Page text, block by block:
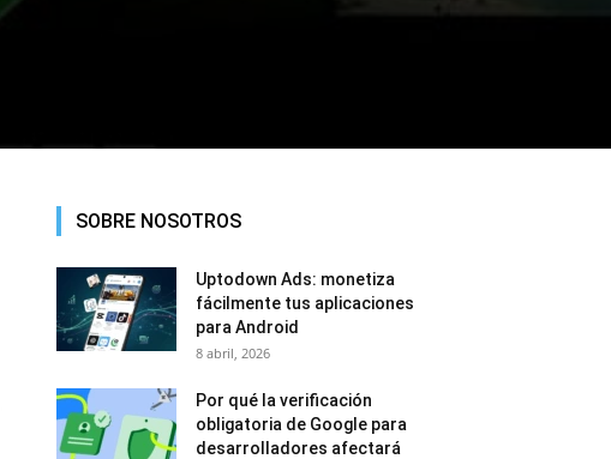
SOBRE NOSOTROS
Uptodown Ads: monetiza
fácilmente tus aplicaciones
para Android
8 abril, 2026
Por qué la verificación
obligatoria de Google para
desarrolladores afectará